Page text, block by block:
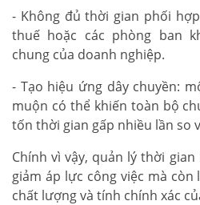
- Không đủ thời gian phối
thuế hoặc các phòng ban
chung của doanh nghiệp.
- Tạo hiệu ứng dây chuyền:
muộn có thể khiến toàn bộ
tốn thời gian gấp nhiều lần so
Chính vì vậy, quản lý thời
giảm áp lực công việc mà
chất lượng và tính chính xác